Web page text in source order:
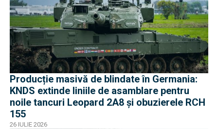
Producție masivă de blindate în Germania:
KNDS extinde liniile de asamblare pentru
noile tancuri Leopard 2A8 și obuzierele RCH
155
26 IULIE 2026